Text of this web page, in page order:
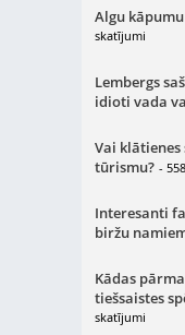
Algu
skatījumi
Lembergs
idioti vada
Vai klātienes
tūrismu? -
Interesanti
biržu
Kādas
tiešsaistes
skatījumi